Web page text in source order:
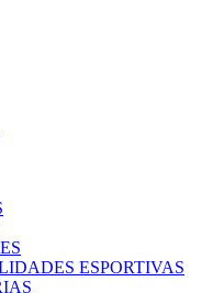
ESPORTIVAS